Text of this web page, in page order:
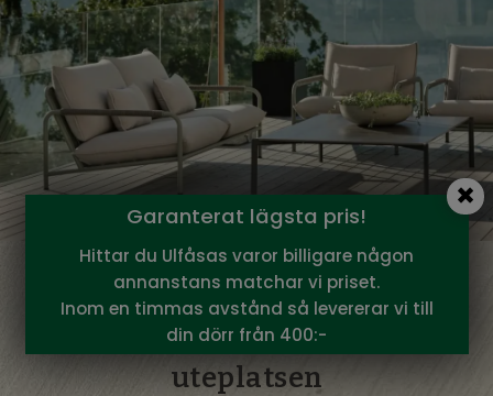
Presentkort
Butik
Kundtjänst
Kampanjer
2 sits soffa utomhus för
uteplatsen
Garanterat lägsta pris!
Hittar du Ulfåsas varor billigare någon
annanstans matchar vi priset.
Inom en timmas avstånd så levererar vi till
din dörr från 400:-